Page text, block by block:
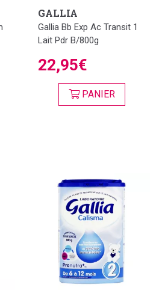
GALLIA
Gallia Bb Exp Ac Transit 1
Lait Pdr B/800g
22,95€
PANIER